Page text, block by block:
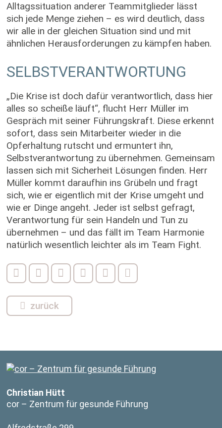
Alltagssituation anderer Teammitglieder lässt
sich jede Menge ziehen – es wird deutlich, dass
wir alle in der gleichen Situation sind und mit
ähnlichen Herausforderungen zu kämpfen haben.
SELBSTVERANTWORTUNG
„Die Krise ist doch dafür verantwortlich, dass hier
alles so scheiße läuft“, flucht Herr Müller im
Gespräch mit seiner Führungskraft. Diese erkennt
sofort, dass sein Mitarbeiter wieder in die
Opferhaltung rutscht und ermuntert ihn,
Selbstverantwortung zu übernehmen. Gemeinsam
lassen sich mit Sicherheit Lösungen finden. Herr
Müller kommt daraufhin ins Grübeln und fragt
sich, wie er eigentlich mit der Krise umgeht und
wie er Dinge angeht. Jeder ist selbst gefragt,
Verantwortung für sein Handeln und Tun zu
übernehmen – und das fällt im Team Harmonie
natürlich wesentlich leichter als im Team Fight.
zurück
Christian Hütt
cor – Zentrum für gesunde Führung